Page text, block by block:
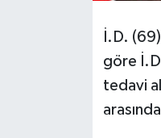
İ.D.
göre
tedavi
Tarihi Yapılarımız